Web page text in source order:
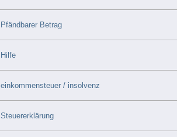
Pfändbarer Betrag
Hilfe
einkommensteuer / insolvenz
Steuererklärung